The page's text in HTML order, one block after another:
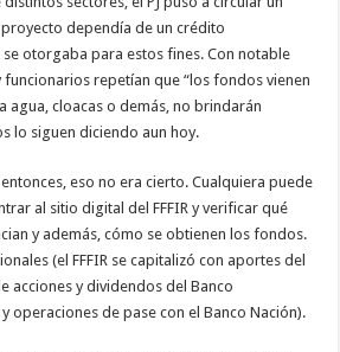
dependía de un crédito
otorgaba para estos fines. Con notable
repetían que “los fondos vienen
agua, cloacas o demás, no brindarán
lo siguen diciendo aun hoy.
eso no era cierto. Cualquiera puede
al sitio digital del FFFIR y verificar qué
y además, cómo se obtienen los fondos.
(el FFFIR se capitalizó con aportes del
acciones y dividendos del Banco
operaciones de pase con el Banco Nación).